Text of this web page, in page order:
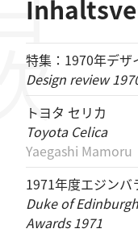
特集：1970年デザ
Design review
トヨタ セリカ
Toyota Celica
Yaegashi Mamoru
1971年度エジンバ
Duke of
Awards 1971